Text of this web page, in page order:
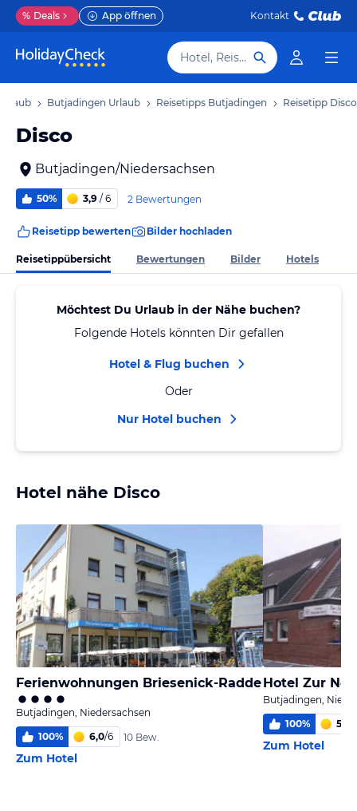
% Deals App öffnen Kontakt
Hotel, Reiseziel
Butjadingen Urlaub Reisetipps Butjadingen Reisetipp Disco
Disco
Butjadingen/Niedersachsen
50% 3,9 / 6 2 Bewertungen
Reisetipp bewerten Bilder hochladen
Reisetippübersicht Bewertungen Bilder Hotels
Möchtest Du Urlaub in der Nähe buchen?
Folgende Hotels könnten Dir gefallen
Hotel & Flug buchen
Oder
Nur Hotel buchen
Hotel nähe Disco
Ferienwohnungen Briesenick-Radde
Butjadingen, Niedersachsen
100% 6,0/6 10 Bew.
Zum Hotel
Hotel Zur
Butjadingen,
100% 5,9
Zum Hotel